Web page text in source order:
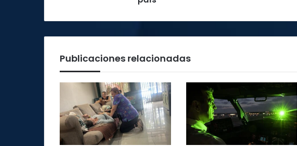
Publicaciones relacionadas